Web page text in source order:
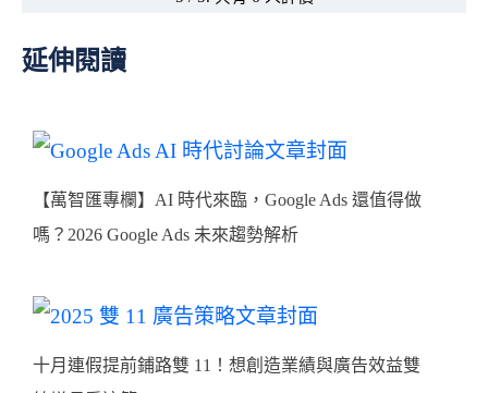
延伸閱讀
【萬智匯專欄】AI 時代來臨，Google Ads 還值得做
嗎？2026 Google Ads 未來趨勢解析
十月連假提前鋪路雙 11！想創造業績與廣告效益雙